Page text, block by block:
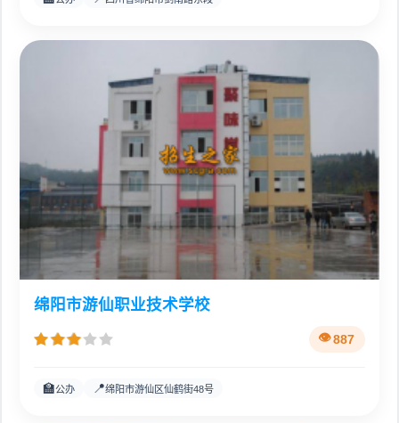
绵阳市游仙职业技术学校
887
🏫公办 📍绵阳市游仙区仙鹤街48号